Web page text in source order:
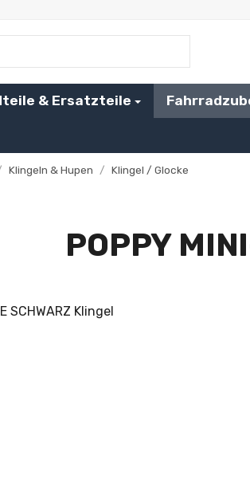
& Ersatzteile
Klingeln & Hupen / Klingel / Glocke
POPPY